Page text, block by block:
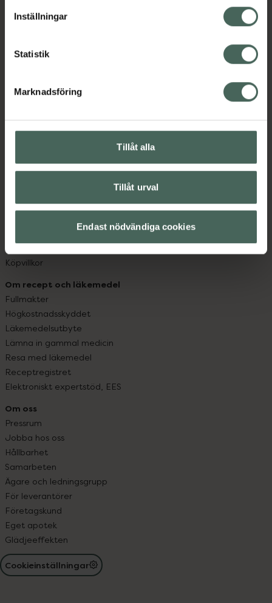
lagligheten av behandling som skett innan återkallelsen.
Inställningar
Statistik
Marknadsföring
Tillåt alla
Tillåt urval
Endast nödvändiga cookies
syd till Lappland i norr, och online i mobilen och på
hjälpa just dig att må lite bättre. Välkommen att prata
med oss.
Kundservice
Hitta apotek
Leverans, betalning och retur
Sajtens tillgänglighet
App
Köpvillkor
Om recept och läkemedel
Fullmakter
Högkostnadsskyddet
Läkemedelsutbyte
Lämna in gammal medicin
Resa med läkemedel
Receptregistret
Elektroniskt expertstöd, EES
Om oss
Pressrum
Jobba hos oss
Hållbarhet
Samarbeten
Ägare och ledningsgrupp
För leverantörer
Företagskund
Eget apotek
Glädjeeffekten
Cookieinställningar